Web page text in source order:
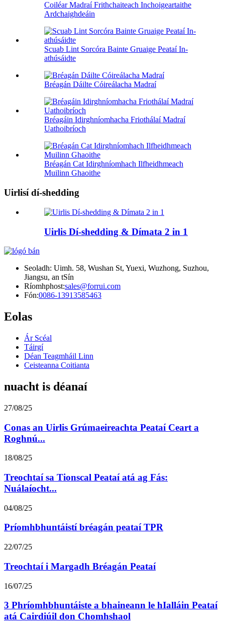
Coiléar Madraí Frithchaiteach Inchoigeartaithe
Ardchaighdeáin
Scuab Lint Sorcóra Bainte Gruaige Peataí In-
athúsáidte
Bréagán Dáilte Cóireálacha Madraí
Bréagáin Idirghníomhacha Friothálaí Madraí
Uathoibríoch
Bréagán Cat Idirghníomhach Ilfheidhmeach
Muilinn Ghaoithe
Uirlisí dí-shedding
Uirlis Dí-shedding & Dímata 2 in 1
Seoladh: Uimh. 58, Wushan St, Yuexi, Wuzhong, Suzhou,
Jiangsu, an tSín
Ríomhphost:sales@forrui.com
Fón:0086-13913585463
Eolas
Ár Scéal
Táirgí
Déan Teagmháil Linn
Ceisteanna Coitianta
nuacht is déanaí
27/08/25
Conas an Uirlis Grúmaeireachta Peataí Ceart a
Roghnú...
18/08/25
Treochtaí sa Tionscal Peataí atá ag Fás:
Nuálaíocht...
04/08/25
Príomhbhuntáistí bréagán peataí TPR
22/07/25
Treochtaí i Margadh Bréagán Peataí
16/07/25
3 Phríomhbhuntáiste a bhaineann le hIalláin Peataí
atá Cairdiúil don Chomhshaol